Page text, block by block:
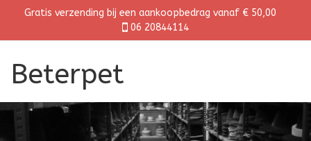
Gratis verzending bij een aankoopbedrag vanaf € 50,00
06 20844114
Beterpet